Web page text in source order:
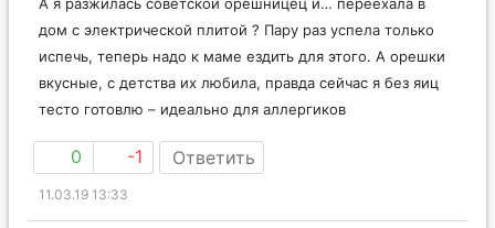
А я разжилась советской орешницец и… переехала в
дом с электрической плитой ? Пару раз успела только
испечь, теперь надо к маме ездить для этого. А орешки
вкусные, с детства их любила, правда сейчас я без яиц
0 -1 Ответить
11.03.19 13:33